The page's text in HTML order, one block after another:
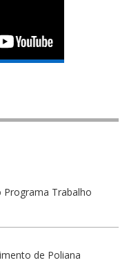
Programa Trabalho
de Poliana